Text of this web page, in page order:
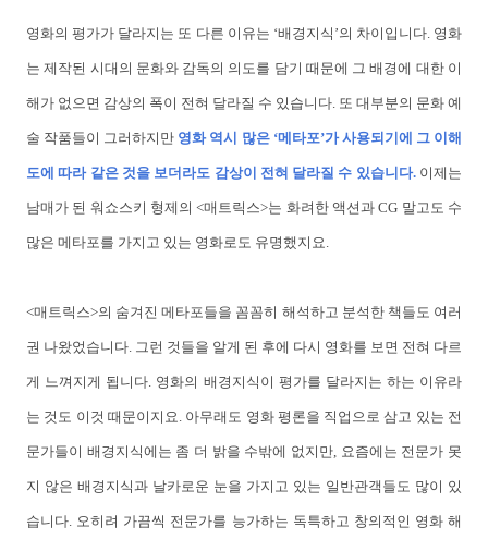
영화의 평가가 달라지는 또 다른 이유는 ‘배경지식’의 차이입니다. 영화
는 제작된 시대의 문화와 감독의 의도를 담기 때문에 그 배경에 대한 이
해가 없으면 감상의 폭이 전혀 달라질 수 있습니다. 또 대부분의 문화 예
술 작품들이 그러하지만 영화 역시 많은 ‘메타포’가 사용되기에 그 이해
도에 따라 같은 것을 보더라도 감상이 전혀 달라질 수 있습니다.이제는
남매가 된 워쇼스키 형제의 <매트릭스>는 화려한 액션과 CG 말고도 수
많은 메타포를 가지고 있는 영화로도 유명했지요.
<매트릭스>의 숨겨진 메타포들을 꼼꼼히 해석하고 분석한 책들도 여러
권 나왔었습니다. 그런 것들을 알게 된 후에 다시 영화를 보면 전혀 다르
게 느껴지게 됩니다. 영화의 배경지식이 평가를 달라지는 하는 이유라
는 것도 이것 때문이지요. 아무래도 영화 평론을 직업으로 삼고 있는 전
문가들이 배경지식에는 좀 더 밝을 수밖에 없지만, 요즘에는 전문가 못
지 않은 배경지식과 날카로운 눈을 가지고 있는 일반관객들도 많이 있
습니다. 오히려 가끔씩 전문가를 능가하는 독특하고 창의적인 영화 해